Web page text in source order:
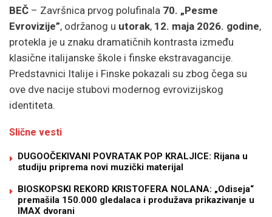
BEČ – Završnica prvog polufinala 70. „Pesme
Evrovizije”, održanog u utorak, 12. maja 2026. godine,
protekla je u znaku dramatičnih kontrasta između
klasične italijanske škole i finske ekstravagancije.
Predstavnici Italije i Finske pokazali su zbog čega su
ove dve nacije stubovi modernog evrovizijskog
identiteta.
Slične vesti
DUGOOČEKIVANI POVRATAK POP KRALJICE: Rijana u
studiju priprema novi muzički materijal
BIOSKOPSKI REKORD KRISTOFERA NOLANA: „Odiseja“
premašila 150.000 gledalaca i produžava prikazivanje u
IMAX dvorani